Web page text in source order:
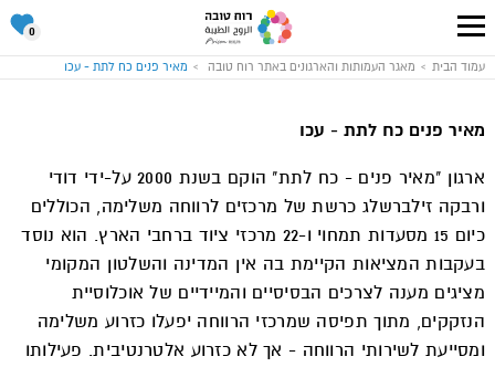
עבור
לעמוד
0
סל
שלי
עמוד הבית מאגר העמותות והארגונים באתר רוח טובה מאיר פנים כח לתת - עכו
מאיר פנים כח לתת - עכו
ארגון "מאיר פנים - כח לתת" הוקם בשנת 2000 על-ידי דודי
ורבקה זילברשלג כרשת של מרכזים לרווחה משלימה, הכוללים
כיום 15 מסעדות תמחוי ו-22 מרכזי ציוד ברחבי הארץ. הוא נוסד
בעקבות המציאות הקיימת בה אין המדינה והשלטון המקומי
מציגים מענה לצרכים הבסיסיים והמיידיים של אוכלוסיית
הנזקקים, מתוך תפיסה שמרכזי הרווחה יפעלו כזרוע משלימה
ומסייעת לשירותי הרווחה - אך לא כזרוע אלטרנטיבית. פעילותו